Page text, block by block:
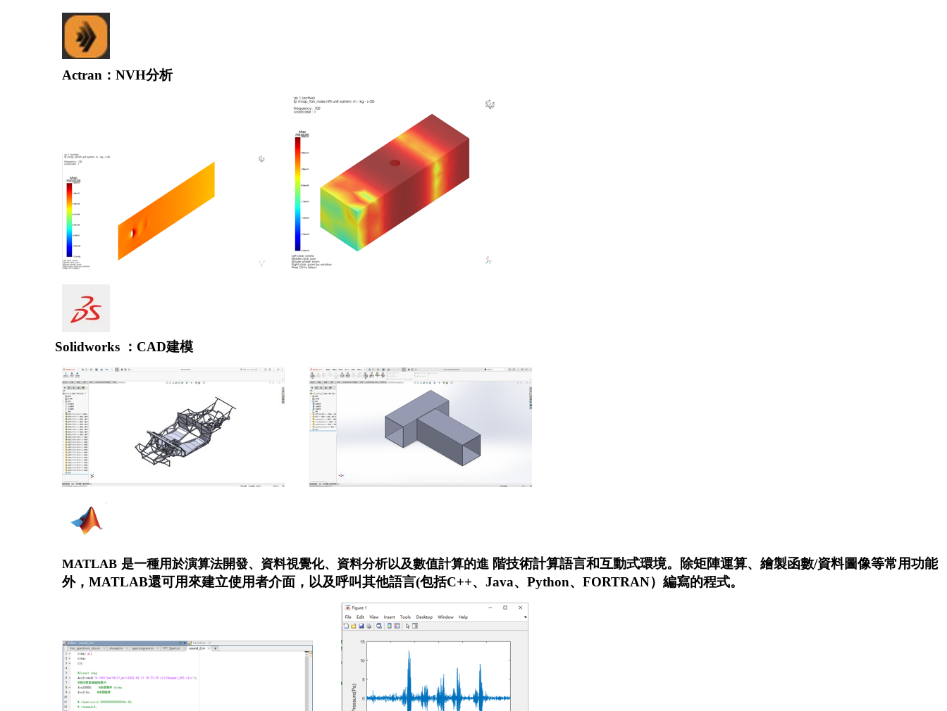
Actran：NVH分析
Solidworks ：CAD建模
MATLAB 是一種用於演算法開發、資料視覺化、資料分析以及數值計算的進 階技術計算語言和互動式環境。除矩陣運算、繪製函數/資料圖像等常用功能
外，MATLAB還可用來建立使用者介面，以及呼叫其他語言(包括C++、Java、Python、FORTRAN）編寫的程式。